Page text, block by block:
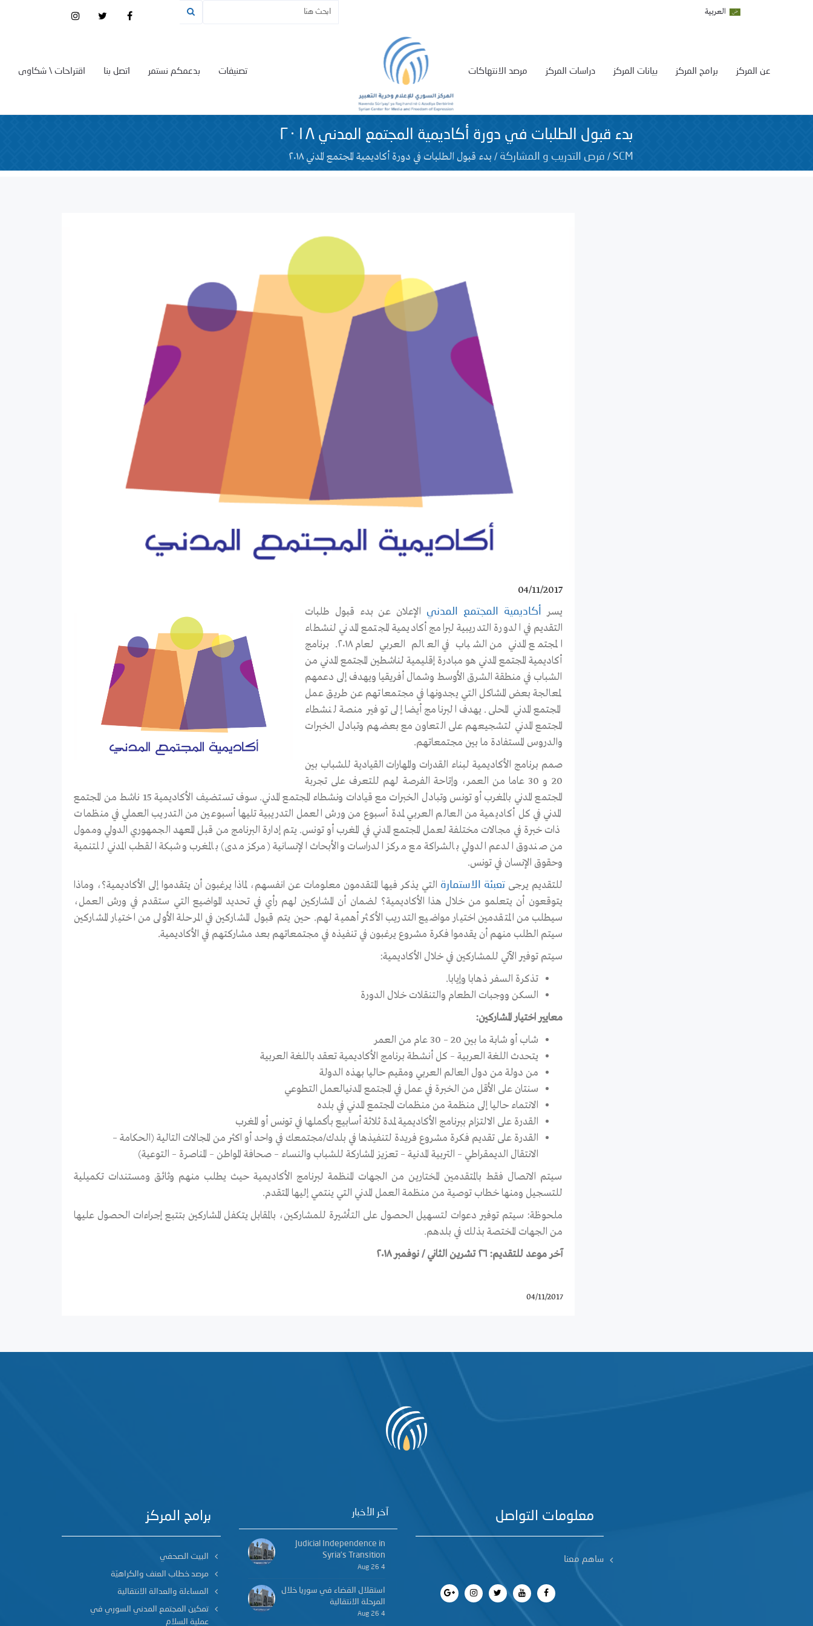
العربية
اقتراحات \ شكاوى اتصل بنا بدعمكم نستمر تصنيفات مرصد الانتهاكات دراسات المركز بيانات المركز برامج المركز عن المركز
بدء قبول الطلبات في دورة أكاديمية المجتمع المدني ٢٠١٨
SCM
/ فرص التدريب و المشاركة / بدء قبول الطلبات في دورة أكاديمية المجتمع المدني ٢٠١٨
04/11/2017
يسر
أكاديمية المجتمع المدني
الإعلان عن بدء قبول طلبات
التقديم في الدورة التدريبية لبرامج أكاديمية المجتمع المدني لنشطاء
المجتمع المدني من الشباب في العالم العربي لعام ٢٠١٨. برنامج
أكاديمية المجتمع المدني هو مبادرة إقليمية لناشطين المجتمع المدني من
الشباب في منطقة الشرق الأوسط وشمال أفريقيا ويهدف إلى دعمهم
لمعالجة بعض المشاكل التي يجدونها في مجتمعاتهم عن طريق عمل
المجتمع المدني المحلى. يهدف البرنامج أيضا إلى توفير منصة لنشطاء
المجتمع المدني لتشجيعهم على التعاون مع بعضهم وتبادل الخبرات
والدروس المستفادة ما بين مجتمعاتهم.
صمم برنامج الأكاديمية لبناء القدرات والمهارات القيادية للشباب بين
20 و 30 عاما من العمر، وإتاحة الفرصة لهم للتعرف على تجربة
المجتمع المدني بالمغرب أو تونس وتبادل الخبرات مع قيادات ونشطاء المجتمع المدني. سوف تستضيف الأكاديمية 15 ناشط من المجتمع
المدني في كل أكاديمية من العالم العربي لمدة أسبوع من ورش العمل التدريبية تليها أسبوعين من التدريب العملي في منظمات
ذات خبرة في مجالات مختلفة لعمل المجتمع المدني في المغرب أو تونس. يتم إدارة البرنامج من قبل المعهد الجمهوري الدولي وممول
من صندوق الدعم الدولي بالشراكة مع مركز الدراسات والأبحاث الإنسانية (مركز مدى) بالمغرب وشبكة القطب المدني للتنمية
وحقوق الإنسان في تونس.
للتقديم يرجىتعبئة الاستمارة التي يذكر فيها المتقدمون معلومات عن انفسهم، لماذا يرغبون أن يتقدموا إلى الأكاديمية؟، وماذا
يتوقعون أن يتعلمو من خلال هذا الأكاديمية؟ لضمان أن المشاركين لهم رأي في تحديد المواضيع التي ستقدم في ورش العمل،
سيطلب من المتقدمين اختيار مواضيع التدريب الأكثر أهمية لهم. حين يتم قبول المشاركين في المرحلة الأولى من اختيار المشاركين
سيتم الطلب منهم أن يقدموا فكرة مشروع يرغبون في تنفيذه في مجتمعاتهم بعد مشاركتهم في الأكاديمية.
سيتم توفير الآتي للمشاركين في خلال الأكاديمية:
تذكرة السفر ذهابا وإيابا.
السكن ووجبات الطعام والتنقلات خلال الدورة
معايير اختيار المشاركين:
شاب أو شابة ما بين 20 – 30 عام من العمر
يتحدث اللغة العربية – كل أنشطة برنامج الأكاديمية تعقد باللغة العربية
من دولة من دول العالم العربي ومقيم حاليا بهذه الدولة
سنتان على الأقل من الخبرة في عمل في المجتمع المدنيالعمل التطوعي
الانتماء حاليا إلى منظمة من منظمات المجتمع المدني في بلده
القدرة على الالتزام ببرنامج الأكاديمية لمدة ثلاثة أسابيع بأكملها في تونس أو المغرب
القدرة على تقديم فكرة مشروع فريدة لتنفيذها في بلدك/مجتمعك في واحد أو اكثر من المجالات التالية (الحكامة –
الانتقال الديمقراطي – التربية المدنية – تعزيز المشاركة للشباب والنساء – صحافة المواطن – المناصرة – التوعية)
سيتم الاتصال فقط بالمتقدمين المختارين من الجهات المنظمة لبرنامج الأكاديمية حيث يطلب منهم وثائق ومستندات تكميلية
للتسجيل ومنها خطاب توصية من منظمة العمل المدني التي ينتمي إليها المتقدم.
ملحوظة: سيتم توفير دعوات لتسهيل الحصول على التأشيرة للمشاركين، بالمقابل يتكفل المشاركين بتتبع إجراءات الحصول عليها
من الجهات المختصة بذلك في بلدهم.
آخر موعد للتقديم: ٢٦ تشرين الثاني / نوفمبر ٢٠١٨
04/11/2017
برامج المركز
البيت الصحفي
مرصد خطاب العنف والكراهيّة
المساءلة والعدالة الانتقالية
تمكين المجتمع المدني السوري في
عملية السلام
آخر الأخبار
Judicial Independence in
Syria’s Transition
4 Aug 26
استقلال القضاء في سوريا خلال
المرحلة الانتقالية
4 Aug 26
معلومات التواصل
ساهم معنا